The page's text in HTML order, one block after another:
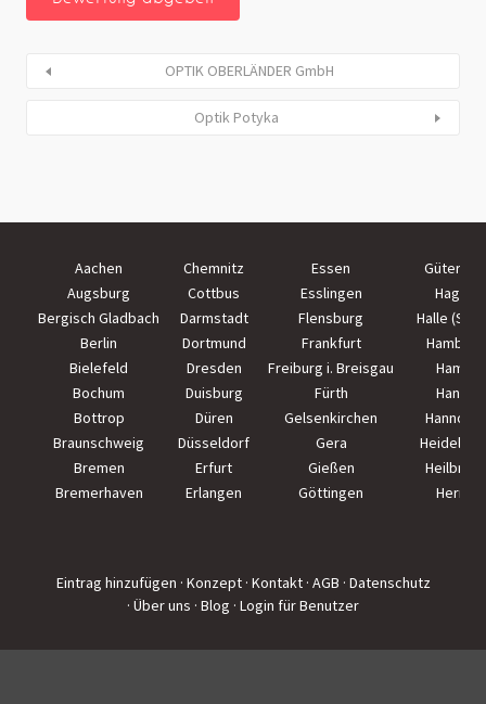
OPTIK OBERLÄNDER GmbH
Optik Potyka
Aachen Chemnitz Essen
Augsburg
Cottbus Esslingen
Hagen
Bergisch Gladbach
Darmstadt Flensburg
Halle
Berlin
Dortmund Frankfurt
Hamburg
Bielefeld
Dresden Freiburg i. Breisgau
Hamm
Bochum
Duisburg Fürth
Hanau
Bottrop
Düren Gelsenkirchen
Hannover
Braunschweig
Düsseldorf Gera
Bremen
Erfurt Gießen
Heilbronn
Bremerhaven
Erlangen Göttingen Herne
Eintrag hinzufügen · Konzept · Kontakt · AGB · Datenschutz
· Über uns · Blog · Login für Benutzer